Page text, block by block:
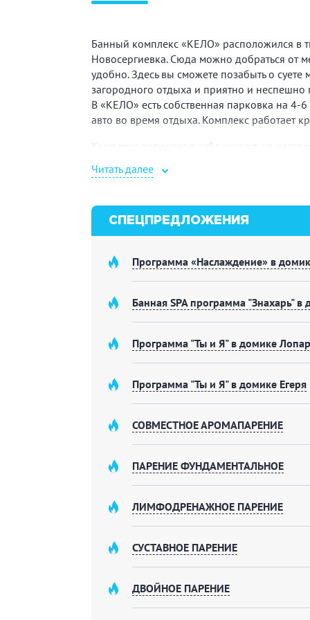
Банный комплекс «КЕЛО» расположился в
Новосергиевка. Сюда можно добраться от
удобно. Здесь вы сможете позабыть о суете
загородного отдыха и приятно и неспешно
В «КЕЛО» есть собственная парковка на 4-
авто во время отдыха. Комплекс работает
Комплекс включает в себя несколько
уникальным серебристым оттенком и
поддерживает температуру и влажность
способствуют расслаблению и
а освежиться можно в молодильной
постоянным поддержанием комфортной
позволит в уютная гостиная. Отдыхающим
услугам гостей спа-процедуры и
Для удобства предусмотрены раздевалки.
Дом Полярника
«Дом Полярника» имеет 2 этажа и общую
на дровах размером 16 кв. м и
Освежиться поможет большой бассейн и
этаж представляет собой
комплекса.
Двухэтажный дом выполнен из
На первом этаже:
Читать далее
СПЕЦПРЕДЛОЖЕНИЯ
Программа «Наслаждение» в
Банная SPA программа "Знахарь" в
Программа "Ты и Я" в домике
Программа "Ты и Я" в домике Егеря
СОВМЕСТНОЕ АРОМАПАРЕНИЕ
ПАРЕНИЕ ФУНДАМЕНТАЛЬНОЕ
ЛИМФОДРЕНАЖНОЕ ПАРЕНИЕ
СУСТАВНОЕ ПАРЕНИЕ
ДВОЙНОЕ ПАРЕНИЕ